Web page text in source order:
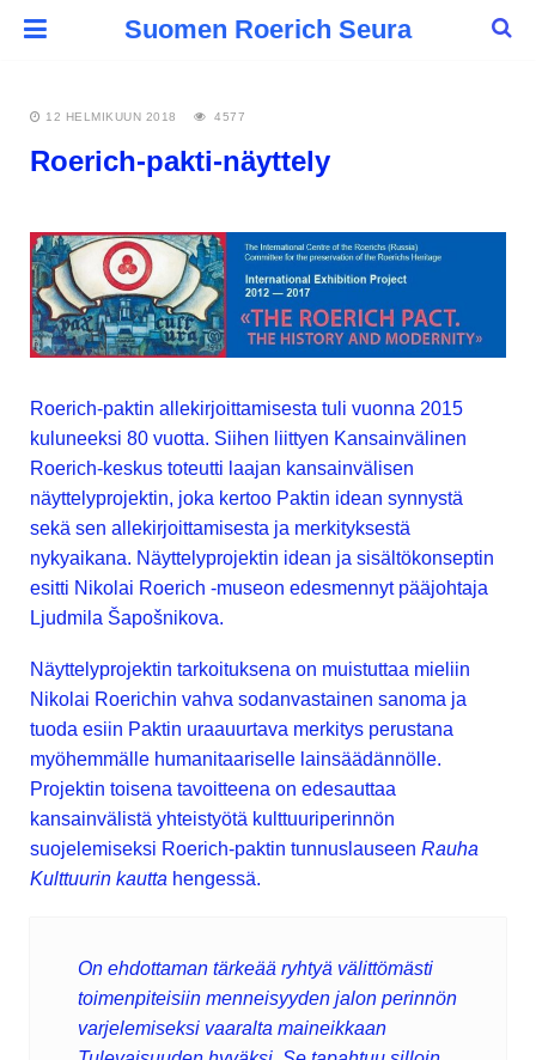
Suomen Roerich Seura
12 HELMIKUUN 2018 4577
Roerich-pakti-näyttely
Roerich-paktin allekirjoittamisesta tuli vuonna 2015
kuluneeksi 80 vuotta. Siihen liittyen Kansainvälinen
Roerich-keskus toteutti laajan kansainvälisen
näyttelyprojektin, joka kertoo Paktin idean synnystä
sekä sen allekirjoittamisesta ja merkityksestä
nykyaikana. Näyttelyprojektin idean ja sisältökonseptin
esitti Nikolai Roerich -museon edesmennyt pääjohtaja
Ljudmila Šapošnikova.
Näyttelyprojektin tarkoituksena on muistuttaa mieliin
Nikolai Roerichin vahva sodanvastainen sanoma ja
tuoda esiin Paktin uraauurtava merkitys perustana
myöhemmälle humanitaariselle lainsäädännölle.
Projektin toisena tavoitteena on edesauttaa
kansainvälistä yhteistyötä kulttuuriperinnön
suojelemiseksi Roerich-paktin tunnuslauseen Rauha
Kulttuurin kautta hengessä.
On ehdottaman tärkeää ryhtyä välittömästi
toimenpiteisiin menneisyyden jalon perinnön
varjelemiseksi vaaralta maineikkaan